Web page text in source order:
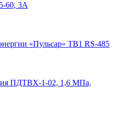
60, 3А
«Пульсар» ТВ1 RS-485
ПДТВХ-1-02, 1,6 МПа,